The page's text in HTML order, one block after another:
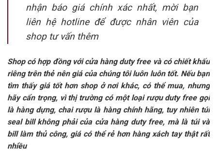
nhận báo giá chính xác nhất, mời bạn
liên hệ hotline để được nhân viên của
shop tư vấn thêm
Shop có hợp đồng với cửa hàng duty free và có chiết khấu
riêng trên thẻ nên giá của chúng tôi luôn luôn tốt. Nếu bạn
tìm thấy giá tốt hơn shop ở nơi khác, có thể mua, nhưng
hãy cẩn trọng, vì thị trường có một loại rượu duty free gọi
là hàng dựng, chai rượu là hàng chính hãng, tuy nhiên túi
seal bill không phải của cửa hàng duty free, mà là túi và
bill làm thủ công, giá có thể rẻ hơn hàng xách tay thật rất
nhiều